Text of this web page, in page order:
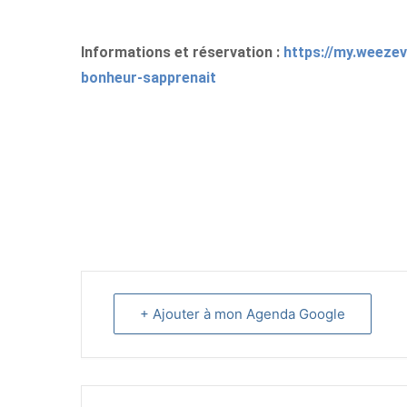
Informations et réservation : https://
bonheur-sapprenait
+ Ajouter à mon Agenda Google